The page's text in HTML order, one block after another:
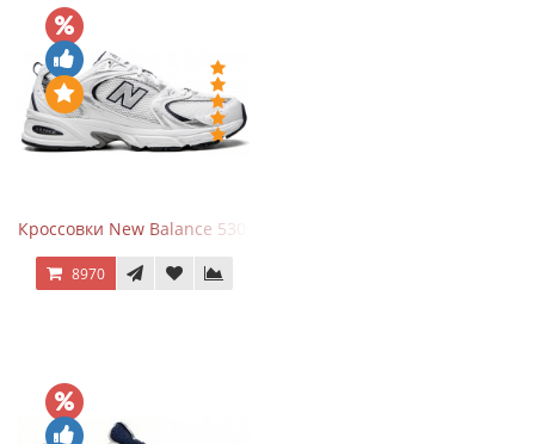
Кроссовки New Balance 530 White Silver Navy
8970